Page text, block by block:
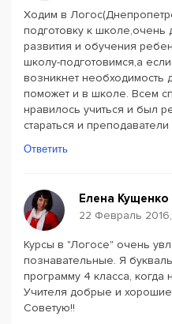
Ходим в
подготовку к школе,очень
развития и обучения
школу-подготовимся,а
возникнет необходимость
поможет и в школе. Всем
нравилось учиться и был
стараться и
Ответить
Елена Кущенко
22 Февраль
Курсы в "Логосе" очень
познавательные. Я
программу 4 класса, когда
Учителя добрые и
Советую!!